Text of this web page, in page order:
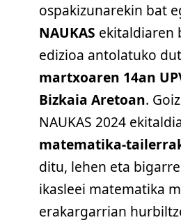
ospakizunarekin bat
NAUKAS ekitaldiaren
edizioa antolatuko
martxoaren 14an
Bizkaia Aretoan.
NAUKAS 2024
matematika-
ditu, lehen eta
ikasleei matematika
erakargarrian